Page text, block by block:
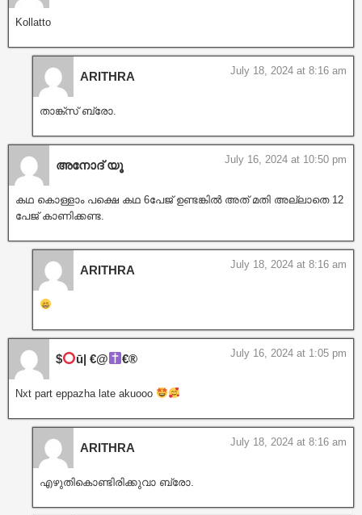
Kollatto
ARITHRA July 18, 2024 at 8:16 am
താങ്ക്സ് ബ്രോ.
അനോദ് യൂ July 16, 2024 at 10:50 pm
കഥ കൊള്ളാം പക്ഷെ കഥ 6പേജ് ഉണ്ടങ്കിൽ അത് മതി അല്ലാതെ 12
പേജ് കാണിക്കണ്ട.
ARITHRA July 18, 2024 at 8:16 am
$ ū| €@ €®️ July 16, 2024 at 1:05 pm
Nxt part eppazha late akuooo
ARITHRA July 18, 2024 at 8:16 am
എഴുതികൊണ്ടിരിക്കുവാ ബ്രോ.